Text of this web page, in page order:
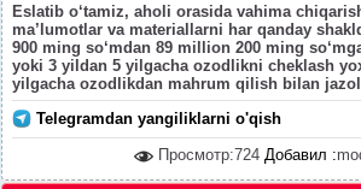
Eslatib o‘tamiz, aholi orasida vahima
ma’lumotlar va materiallarni har qanday
900 ming so‘mdan 89 million 200 ming
yoki 3 yildan 5 yilgacha ozodlikni cheklash
yilgacha ozodlikdan mahrum qilish bilan
Telegramdan yangiliklarni o'qish
Просмотр:724 Добавил :